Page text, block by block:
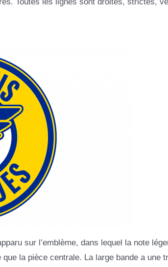
Toutes les lignes sont droites, strictes,
sur l’emblème, dans lequel la note
la pièce centrale. La large bande a une